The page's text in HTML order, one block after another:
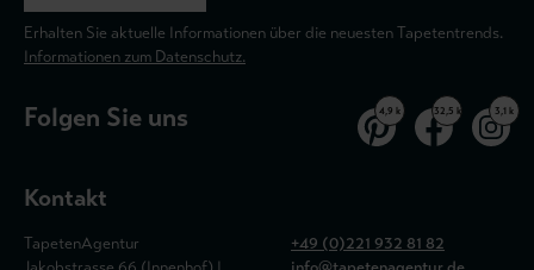
Erhalten Sie aktuelle Informationen über die neuesten Tapetentrends.
Informationen zum Datenschutz.
Folgen Sie uns 4,9 k 32,5 k 3,1 k
Kontakt
TapetenAgentur
+49 (0)221 932 81 82